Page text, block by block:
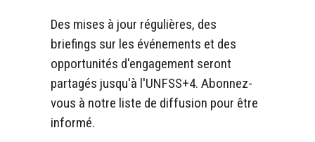
Des mises à jour régulières, des
briefings sur les événements et des
opportunités d'engagement seront
partagés jusqu'à l'UNFSS+4. Abonnez-
vous à notre liste de diffusion pour être
informé.